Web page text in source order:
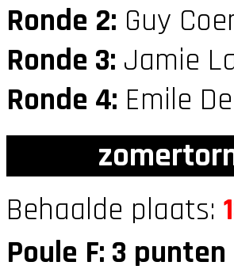
Ronde 2: Guy
Ronde 3: Jamie
Ronde 4: Emile
Behaalde plaats:
Poule F: 3 punten